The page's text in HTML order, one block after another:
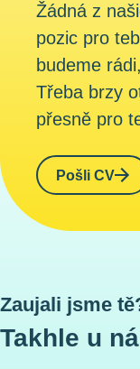
Žádná z
pozic pro
budeme
Třeba brzy
přesně pro
Pošli CV
Zaujali jsme
Takhle u